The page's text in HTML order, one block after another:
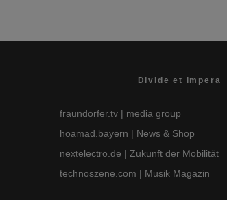
Divide et impera
fraundorfer.tv | media group
hoamad.bayern | News & Shop
nextelectro.de | Zukunft der Mobilität
technoszene.com | Musik Magazin